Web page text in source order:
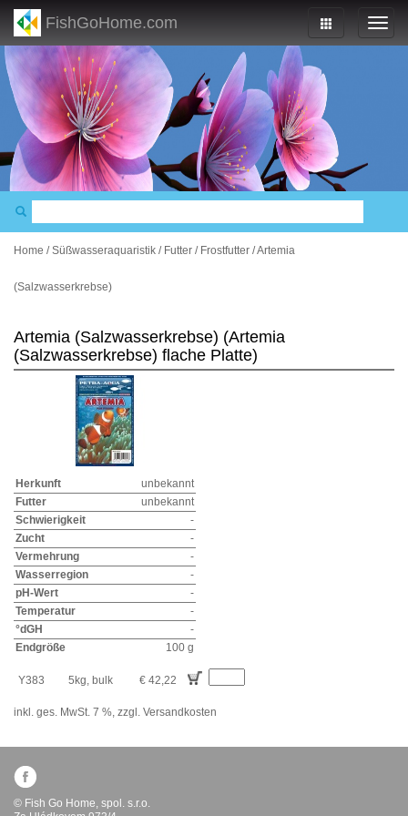
FishGoHome.com
Home /Süßwasseraquaristik / Futter / Frostfutter /Artemia
(Salzwasserkrebse)
Artemia (Salzwasserkrebse) (Artemia
(Salzwasserkrebse) flache Platte)
Herkunft
unbekannt
Futter
unbekannt
Schwierigkeit
-
Zucht
-
Vermehrung
-
Wasserregion
-
pH-Wert
-
Temperatur
-
°dGH
-
Endgröße
100 g
Y383 5kg, bulk € 42,22
inkl. ges. MwSt. 7 %, zzgl. Versandkosten
© Fish Go Home, spol. s.r.o.